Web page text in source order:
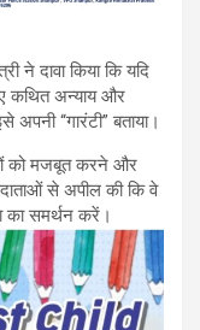
ने दावा किया कि यदि
कथित अन्याय और
अपनी “गारंटी” बताया।
को मजबूत करने और
से अपील की कि वे
का समर्थन करें।